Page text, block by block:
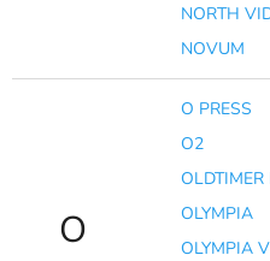
NORTH
NOVUM
O
O PRESS
O2
OLYMPIA
OLYMPIA